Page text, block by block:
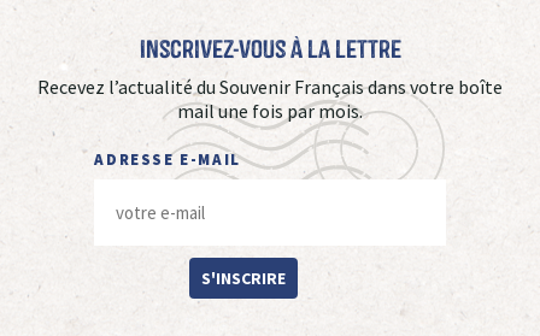
Inscrivez-vous à La Lettre
Recevez l’actualité du Souvenir Français dans votre boîte
mail une fois par mois.
ADRESSE E-MAIL
S'INSCRIRE